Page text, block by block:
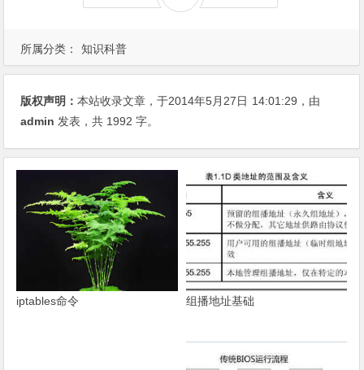
所属分类： 知识科普
版权声明：本站收录文章，于2014年5月27日 14:01:29 ，由
admin 发表，共 1992 字。
iptables命令 组播地址基础